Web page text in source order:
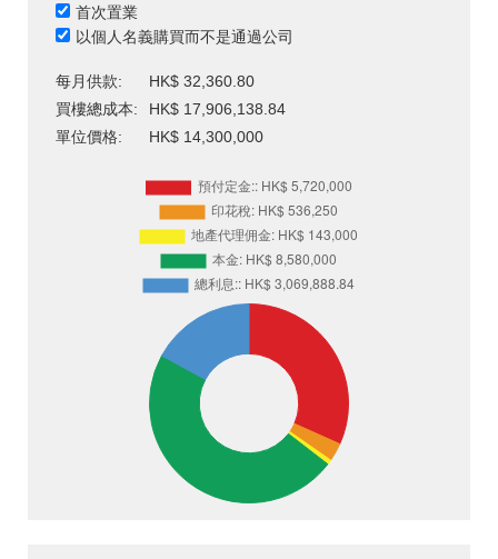
首次置業
以個人名義購買而不是通過公司
每月供款:
HK$ 32,360.80
買樓總成本:
HK$ 17,906,138.84
單位價格:
HK$ 14,300,000